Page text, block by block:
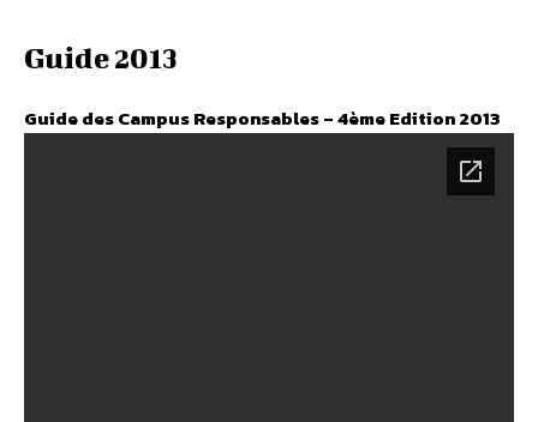
Guide 2013
Guide des Campus Responsables – 4ème Edition 2013